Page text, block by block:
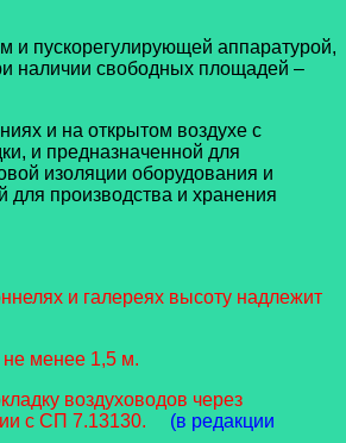
и пускорегулирующей аппаратурой,
наличии свободных площадей –
и на открытом воздухе с
и предназначенной для
изоляции оборудования и
производства и хранения
и галереях высоту надлежит
не менее 1,5 м.
воздуховодов через
с СП 7.13130.
(в редакции